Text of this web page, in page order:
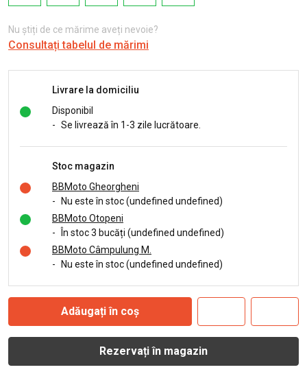
Nu știți de ce mărime aveți nevoie?
Consultați tabelul de mărimi
Livrare la domiciliu
Disponibil
- Se livrează în 1-3 zile lucrătoare.
Stoc magazin
BBMoto Gheorgheni
-
Nu este în stoc (undefined undefined)
BBMoto Otopeni
-
În stoc 3 bucăți (undefined undefined)
BBMoto Câmpulung M.
-
Nu este în stoc (undefined undefined)
Adăugați în coș
Rezervați în magazin